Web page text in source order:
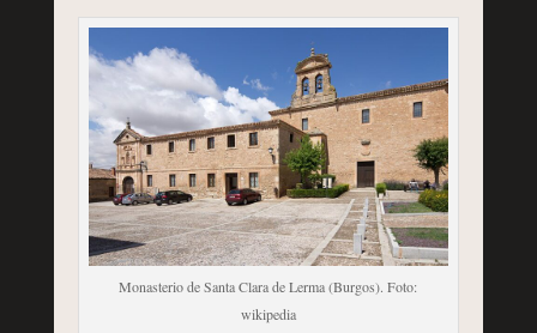
Monasterio de Santa Clara de Lerma (Burgos). Foto:
wikipedia